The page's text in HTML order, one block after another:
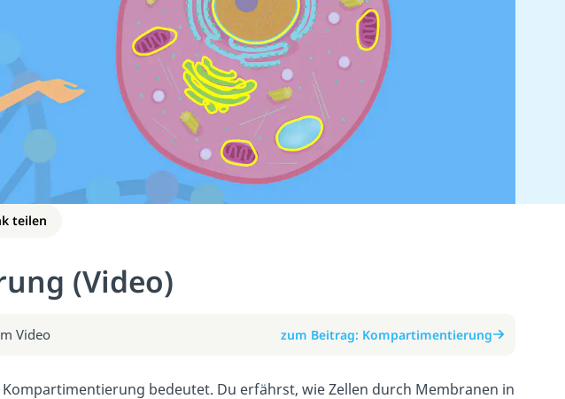
teilen
(Video)
Video zum Beitrag: Kompartimentierung
bedeutet. Du erfährst, wie Zellen durch Membranen in